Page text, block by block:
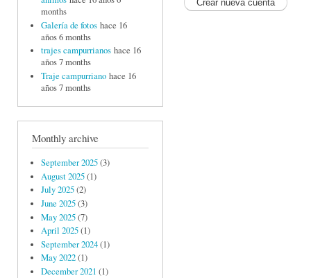
months
Galería de fotos hace 16
años 6 months
trajes campurrianos hace 16
años 7 months
Traje campurriano hace 16
años 7 months
Monthly archive
September 2025(3)
August 2025(1)
July 2025(2)
June 2025(3)
May 2025(7)
April 2025(1)
September 2024(1)
May 2022(1)
December 2021 (1)